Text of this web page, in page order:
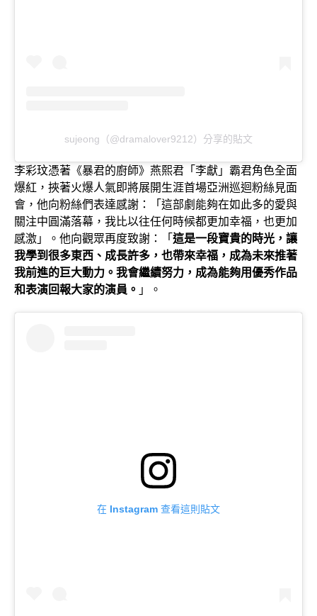
sujeong（@dramalover9212）分享的貼文
李彩玟憑著《暴君的廚師》燕熙君「李獻」霸君角色全面
爆紅，挾著火爆人氣即將展開生涯首場亞洲巡迴粉絲見面
會，他向粉絲們表達感謝：「這部劇能夠在如此多的愛與
關注中圓滿落幕，我比以往任何時候都更加幸福，也更加
感激」。他向觀眾再度致謝：「 這是一段寶貴的時光，讓
我學到很多東西、成長許多，也帶來幸福，成為未來推著
我前進的巨大動力。我會繼續努力，成為能夠用優秀作品
和表演回報大家的演員。 」。
在 Instagram 查看這則貼文